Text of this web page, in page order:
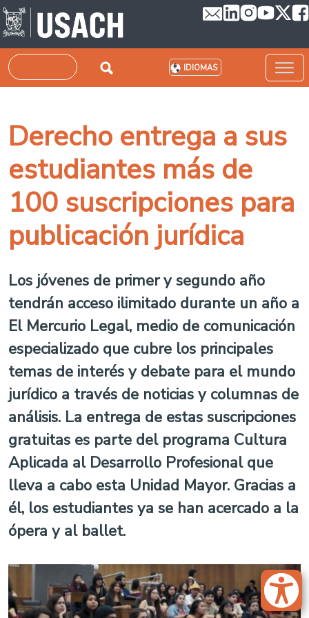
Pasar al contenido principal
Buscar IDIOMAS
Derecho entrega a sus
estudiantes más de
100 suscripciones para
publicación jurídica
Los jóvenes de primer y segundo año
tendrán acceso ilimitado durante un año a
El Mercurio Legal, medio de comunicación
especializado que cubre los principales
temas de interés y debate para el mundo
jurídico a través de noticias y columnas de
análisis. La entrega de estas suscripciones
gratuitas es parte del programa Cultura
Aplicada al Desarrollo Profesional que
lleva a cabo esta Unidad Mayor. Gracias a
él, los estudiantes ya se han acercado a la
ópera y al ballet.